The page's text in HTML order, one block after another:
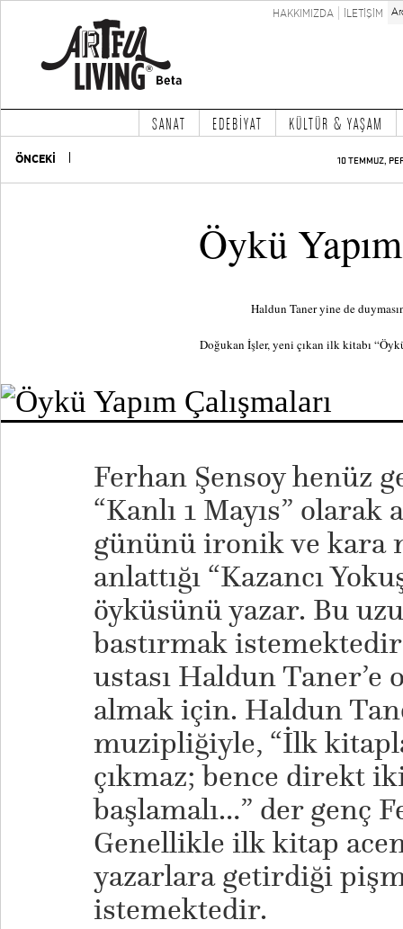
HAKKIMIZDA İLETİŞİM
SANAT EDEBİYAT KÜLTÜR & YAŞAM
ÖNCEKİ 10 TEMMUZ,
Öykü
Haldun Taner yine de
Doğukan İşler, yeni çıkan ilk kitabı
Ferhan Şensoy henüz
“Kanlı 1 Mayıs” olarak
gününü ironik ve kara
anlattığı “Kazancı
öyküsünü yazar. Bu
bastırmak
ustası Haldun
almak için. Haldun
muzipliğiyle, “İlk
çıkmaz; bence direkt
başlamalı…” der genç
Genellikle ilk kitap
yazarlara getirdiği
istemektedir.